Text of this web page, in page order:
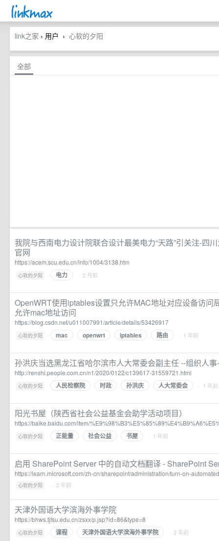
link之家 › 用户 › 心软的夕阳
全部
我院与西南电力设计院联合设计最美电力“天路”引关注-四
官网
https://acem.scu.edu.cn/info/1004/3138.htm
心软的夕阳 · 电力 · 2 月前
OpenWRT使用iptables设置只允许MAC地址对应设备访问
允许mac地址访问
https://blog.csdn.net/u011007991/article/details/53426917
心软的夕阳 · mac openwrt iptables 路由 · 1 年前
孙洪庆当选黑龙江省哈尔滨市人大常委会副主任 --组织人
http://renshi.people.com.cn/n1/2020/0122/c139617-31559721.html
心软的夕阳 · 人民检察院 时政 孙洪庆 人大常委会 · 1 年前
阳光书屋（陕西省社会公益基金会助学活动项目）
https://baike.baidu.com/item/
心软的夕阳 · 正能量 社会公益 书屋 · 1 年前
启用 SharePoint Server 中的自动文档翻译 - SharePoint
https://learn.microsoft.com/zh-cn/sharepoint/administration/turn-on-
心软的夕阳 · · 2 年前
天津外国语大学滨海外事学院
https://bhws.tjfsu.edu.cn/zsxx/p.jsp?id=86&type=8
心软的夕阳 · 课程 天津外国语大学滨海外事学院 · 2 年前